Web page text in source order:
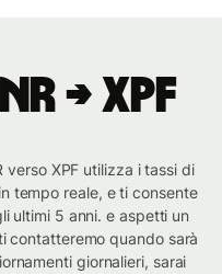
→ XPF
XPF utilizza i tassi di
tempo reale, e ti consente
ultimi 5 anni. e aspetti un
contatteremo quando sarà
giornalieri, sarai